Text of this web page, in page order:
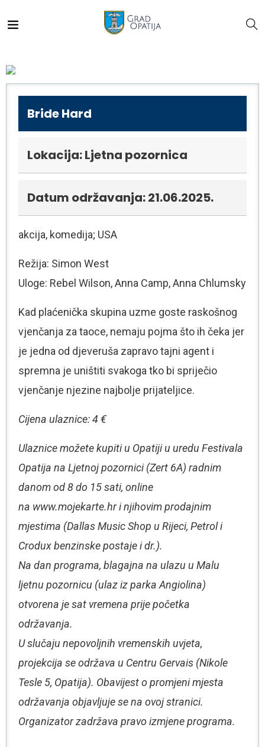
Bride Hard
Lokacija: Ljetna pozornica
Datum održavanja: 21.06.2025.
akcija, komedija; USA
Režija: Simon West
Uloge: Rebel Wilson, Anna Camp, Anna Chlumsky
Kad plaćenička skupina uzme goste raskošnog
vjenčanja za taoce, nemaju pojma što ih čeka jer
je jedna od djeveruša zapravo tajni agent i
spremna je uništiti svakoga tko bi spriječio
vjenčanje njezine najbolje prijateljice.
Cijena ulaznice: 4 €
Ulaznice možete kupiti u Opatiji u uredu Festivala
Opatija na Ljetnoj pozornici (Zert 6A) radnim
danom od 8 do 15 sati, online
na www.mojekarte.hr i njihovim prodajnim
mjestima (Dallas Music Shop u Rijeci, Petrol i
Crodux benzinske postaje i dr.).
Na dan programa, blagajna na ulazu u Malu
ljetnu pozornicu (ulaz iz parka Angiolina)
otvorena je sat vremena prije početka
održavanja.
U slučaju nepovoljnih vremenskih uvjeta,
projekcija se održava u Centru Gervais (Nikole
Tesle 5, Opatija). Obavijest o promjeni mjesta
održavanja objavljuje se na ovoj stranici.
Organizator zadržava pravo izmjene programa.